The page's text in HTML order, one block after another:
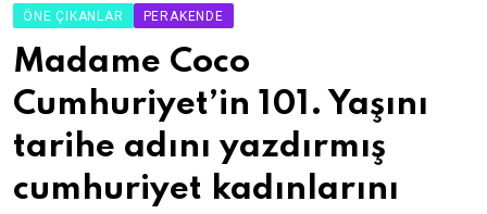
Ürün ve Hizmet
Enerji
Haber
Gündem
Atamalar
ÖNE ÇIKANLAR PERAKENDE
Madame Coco
Cumhuriyet’in 101. Yaşını
tarihe adını yazdırmış
cumhuriyet kadınlarını